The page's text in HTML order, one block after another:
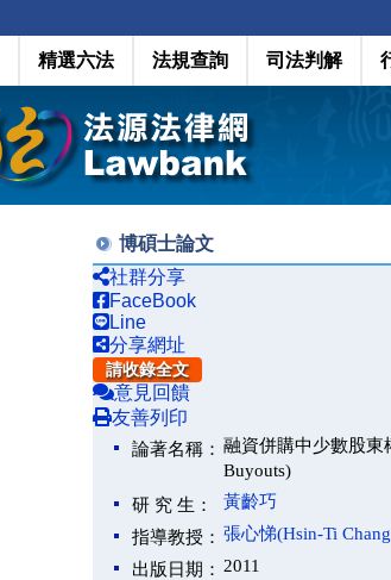
精選六法 法規查詢 司法判解
博碩士論文
社群分享
FaceBook
Line
分享網址
請收錄全文
意見回饋
友善列印
論著名稱： 融資併購中少數股東
Buyouts)
研 究 生：
黃齡巧
指導教授： 張心悌(Hsin-Ti
出版日期： 2011